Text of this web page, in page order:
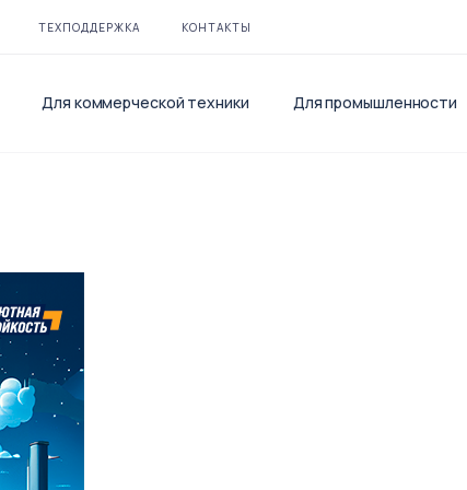
ТЕХПОДДЕРЖКА КОНТАКТЫ
Для промышленности
Для коммерческой техники